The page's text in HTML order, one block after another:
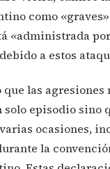
como
«administrada
a estos
las agresiones
episodio sino
ocasiones,
la